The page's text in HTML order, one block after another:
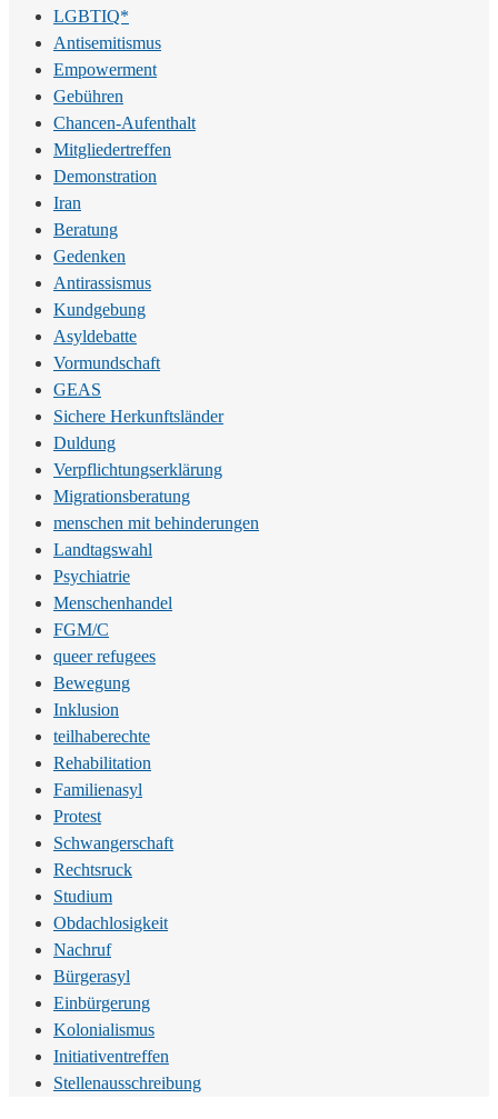
LGBTIQ*
Antisemitismus
Empowerment
Gebühren
Chancen-Aufenthalt
Mitgliedertreffen
Demonstration
Iran
Beratung
Gedenken
Antirassismus
Kundgebung
Asyldebatte
Vormundschaft
GEAS
Sichere Herkunftsländer
Duldung
Verpflichtungserklärung
Migrationsberatung
menschen mit behinderungen
Landtagswahl
Psychiatrie
Menschenhandel
FGM/C
queer refugees
Bewegung
Inklusion
teilhaberechte
Rehabilitation
Familienasyl
Protest
Schwangerschaft
Rechtsruck
Studium
Obdachlosigkeit
Nachruf
Bürgerasyl
Einbürgerung
Kolonialismus
Initiativentreffen
Stellenausschreibung